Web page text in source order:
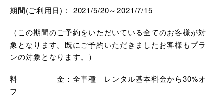
期間(ご利用日)： 2021/5/20～2021/7/15
（この期間のご予約をいただいている全てのお客様が対
象となります。既にご予約いただきましたお客様もプラ
ンの対象となります。）
料 金：全車種 レンタル基本料金から30%オ
フ